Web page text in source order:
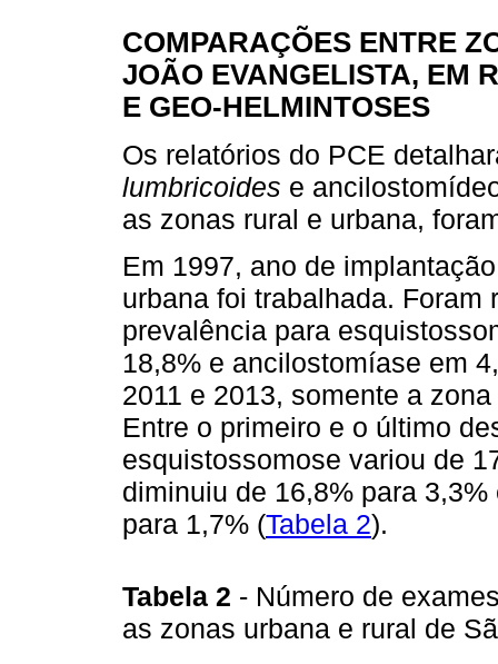
COMPARAÇÕES ENTRE
JOÃO EVANGELISTA, EM
E GEO-HELMINTOSES
Os relatórios do PCE
lumbricoides e
as zonas rural e urbana,
Em 1997, ano de
urbana foi trabalhada.
prevalência para
18,8% e ancilostomíase em
2011 e 2013, somente a
Entre o primeiro e o último
esquistossomose variou de
diminuiu de 16,8% para
para 1,7% (Tabela 2).
Tabela 2 - Número de
as zonas urbana e rural de